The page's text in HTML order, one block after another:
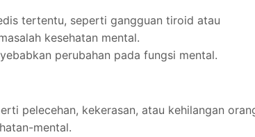
tertentu, seperti gangguan tiroid atau
kesehatan mental.
perubahan pada fungsi mental.
pelecehan, kekerasan, atau kehilangan
mental.